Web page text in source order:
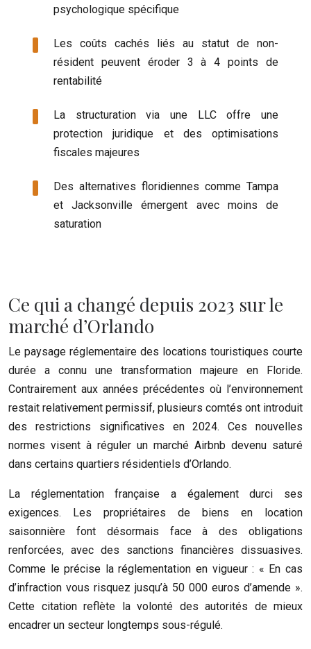
psychologique spécifique
Les coûts cachés liés au statut de non-
résident peuvent éroder 3 à 4 points de
rentabilité
La structuration via une LLC offre une
protection juridique et des optimisations
fiscales majeures
Des alternatives floridiennes comme Tampa
et Jacksonville émergent avec moins de
saturation
Ce qui a changé depuis 2023 sur le
marché d’Orlando
Le paysage réglementaire des locations touristiques courte
durée a connu une transformation majeure en Floride.
Contrairement aux années précédentes où l’environnement
restait relativement permissif, plusieurs comtés ont introduit
des restrictions significatives en 2024. Ces nouvelles
normes visent à réguler un marché Airbnb devenu saturé
dans certains quartiers résidentiels d’Orlando.
La réglementation française a également durci ses
exigences. Les propriétaires de biens en location
saisonnière font désormais face à des obligations
renforcées, avec des sanctions financières dissuasives.
Comme le précise la réglementation en vigueur : « En cas
d’infraction vous risquez jusqu’à 50 000 euros d’amende ».
Cette citation reflète la volonté des autorités de mieux
encadrer un secteur longtemps sous-régulé.